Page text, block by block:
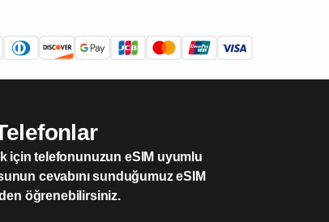
için telefonunuzun eSIM uyumlu
cevabını sunduğumuz eSIM
öğrenebilirsiniz.